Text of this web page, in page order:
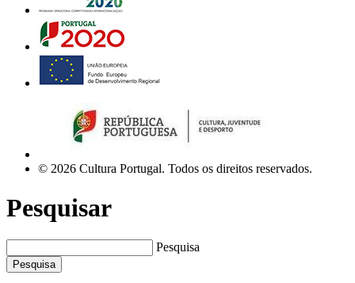
© 2026 Cultura Portugal. Todos os direitos reservados.
Pesquisar
Pesquisa
Pesquisa